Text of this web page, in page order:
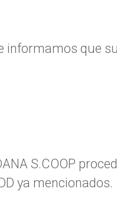
informamos que
S.COOP
ya mencionados.